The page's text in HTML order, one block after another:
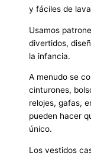
y fáciles de
Usamos
divertidos,
la infancia.
A menudo se
cinturones,
relojes, gafas,
pueden hacer
único.
Los vestidos